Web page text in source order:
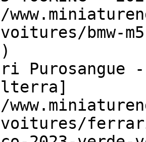
bmw-
Purosangue